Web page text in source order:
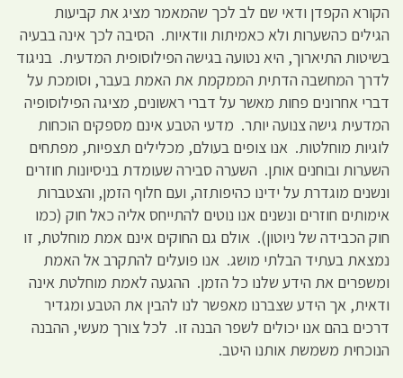
הקורא הקפדן ודאי שם לב לכך שהמאמר מציג את קביעות
הגילים כהשערות ולא כאמיתות וודאיות. הסיבה לכך אינה בבעיה
בשיטות התיארוך, היא נטועה בגישה הפילוסופית המדעית. בניגוד
לדרך המחשבה הדתית הממקמת את האמת בעבר, וסומכת על
דברי אחרונים פחות מאשר על דברי ראשונים, מציגה הפילוסופיה
המדעית גישה צנועה יותר. מדעי הטבע אינם מספקים הוכחות
לוגיות מוחלטות. אנו צופים בעולם, מכלילים תצפיות, מפתחים
השערות ובוחנים אותן. השערה סבירה שעומדת בניסיונות חוזרים
ונשנים מוגדרת על ידינו כהיפותזה, ועם חלוף הזמן, והצטברות
אימותים חוזרים ונשנים אנו נוטים להתייחס אליה כאל חוק (כמו
חוק הכבידה של ניוטון). אולם גם החוקים אינם אמת מוחלטת, זו
נמצאת בעתיד הבלתי מושג. אנו פועלים להתקרב אל האמת
ומשפרים את הידע שלנו כל הזמן. ההגעה לאמת מוחלטת אינה
ודאית, אך הידע שצברנו מאפשר לנו להבין את הטבע ומגדיר
דרכים בהם אנו יכולים לשפר הבנה זו. לכל צורך מעשי, ההבנה
הנוכחית משמשת אותנו היטב.